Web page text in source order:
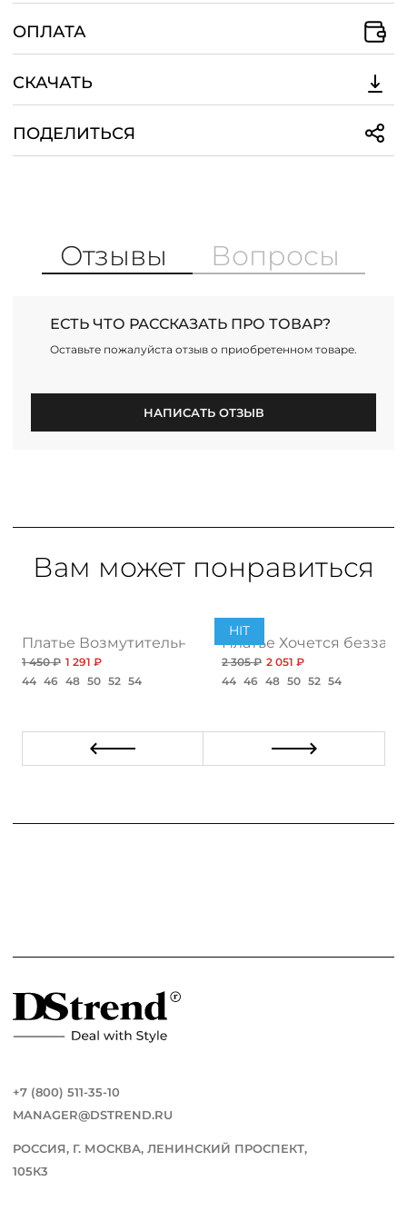
ОПЛАТА
СКАЧАТЬ
ПОДЕЛИТЬСЯ
Отзывы Вопросы
ЕСТЬ ЧТО РАССКАЗАТЬ ПРО ТОВАР?
Оставьте пожалуйста отзыв о приобретенном товаре.
НАПИСАТЬ ОТЗЫВ
Вам может понравиться
нью рэд
Платье Возмутительно красиво, яркая нью
1 450 ₽ 1 291 ₽
44 46 48 50 52 54
HIT
Платье Хочется
2 305 ₽ 2 051 ₽
44 46 48 50 52 54
+7 (800) 511-35-10
MANAGER@DSTREND.RU
РОССИЯ, Г. МОСКВА, ЛЕНИНСКИЙ ПРОСПЕКТ,
105К3